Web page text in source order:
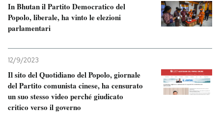
In Bhutan il Partito Democratico del
Popolo, liberale, ha vinto le elezioni
parlamentari
12/9/2023
Il sito del Quotidiano del Popolo, giornale
del Partito comunista cinese, ha censurato
un suo stesso video perché giudicato
critico verso il governo